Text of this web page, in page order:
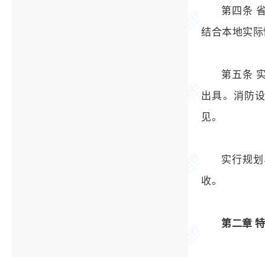
第四条
结合本地实
第五条
出具。消防
见。
实行规
收。
第二章